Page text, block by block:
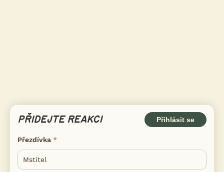
PŘIDEJTE REAKCI Přihlásit se
Přezdívka